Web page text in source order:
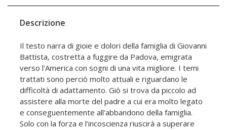
Descrizione
Il testo narra di gioie e dolori della famiglia di Giovanni
Battista, costretta a fuggire da Padova, emigrata
verso l'America con sogni di una vita migliore. I temi
trattati sono perciò molto attuali e riguardano le
difficoltà di adattamento. Giò si trova da piccolo ad
assistere alla morte del padre a cui era molto legato
e conseguentemente all'abbandono della famiglia.
Solo con la forza e l'incoscienza riuscirà a superare